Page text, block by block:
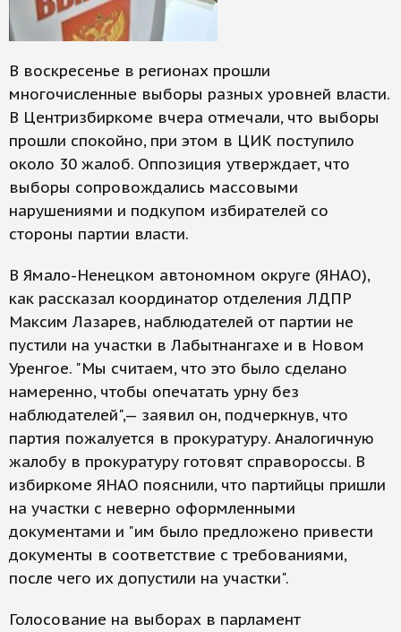
В воскресенье в регионах прошли
многочисленные выборы разных уровней власти.
В Центризбиркоме вчера отмечали, что выборы
прошли спокойно, при этом в ЦИК поступило
около 30 жалоб. Оппозиция утверждает, что
выборы сопровождались массовыми
нарушениями и подкупом избирателей со
стороны партии власти.
В Ямало-Ненецком автономном округе (ЯНАО),
как рассказал координатор отделения ЛДПР
Максим Лазарев, наблюдателей от партии не
пустили на участки в Лабытнангахе и в Новом
Уренгое. "Мы считаем, что это было сделано
намеренно, чтобы опечатать урну без
наблюдателей",— заявил он, подчеркнув, что
партия пожалуется в прокуратуру. Аналогичную
жалобу в прокуратуру готовят справороссы. В
избиркоме ЯНАО пояснили, что партийцы пришли
на участки с неверно оформленными
документами и "им было предложено привести
документы в соответствие с требованиями,
после чего их допустили на участки".
Голосование на выборах в парламент